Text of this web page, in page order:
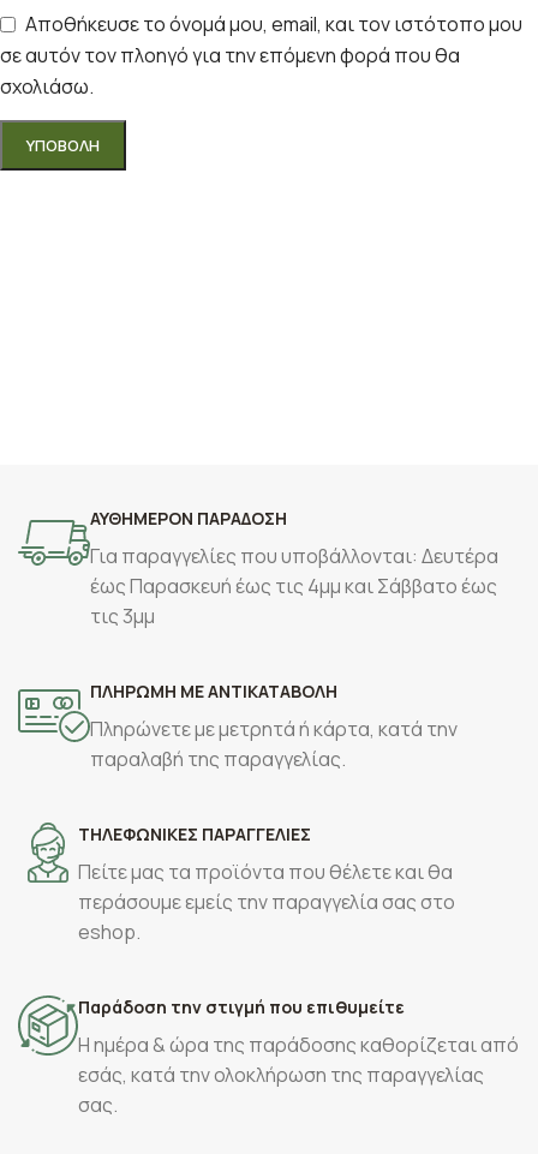
Αποθήκευσε το όνομά μου, email, και τον ιστότοπο μου
σε αυτόν τον πλοηγό για την επόμενη φορά που θα
σχολιάσω.
ΑΥΘΗΜΕΡΟΝ ΠΑΡΑΔΟΣΗ
Για παραγγελίες που υποβάλλονται: Δευτέρα
έως Παρασκευή έως τις 4μμ και Σάββατο έως
τις 3μμ
ΠΛΗΡΩΜΗ ΜΕ ΑΝΤΙΚΑΤΑΒΟΛΗ
Πληρώνετε με μετρητά ή κάρτα, κατά την
παραλαβή της παραγγελίας.
ΤΗΛΕΦΩΝΙΚΕΣ ΠΑΡΑΓΓΕΛΙΕΣ
Πείτε μας τα προϊόντα που θέλετε και θα
περάσουμε εμείς την παραγγελία σας στο
eshop.
Παράδοση την στιγμή που επιθυμείτε
Η ημέρα & ώρα της παράδοσης καθορίζεται από
εσάς, κατά την ολοκλήρωση της παραγγελίας
σας.